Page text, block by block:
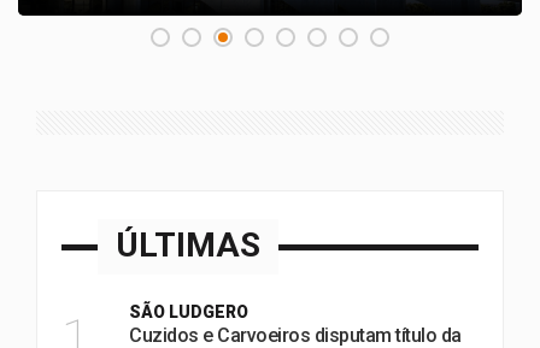
ÚLTIMAS
SÃO LUDGERO
Cuzidos e Carvoeiros disputam título da